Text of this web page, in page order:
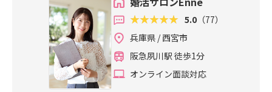
5.0 （77）
兵庫県 / 西宮市
阪急夙川駅 徒歩1分
オンライン面談対応